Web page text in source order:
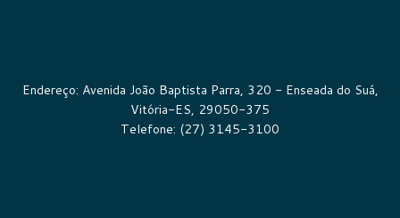
Endereço: Avenida João Baptista Parra, 320 - Enseada do Suá,
Vitória-ES, 29050-375
Telefone: (27) 3145-3100